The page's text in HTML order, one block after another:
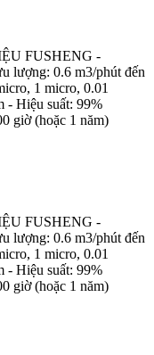
FUSHENG -
lượng: 0.6 m3/phút đến
1 micro, 0.01
- Hiệu suất: 99%
giờ (hoặc 1 năm)
FUSHENG -
lượng: 0.6 m3/phút đến
1 micro, 0.01
- Hiệu suất: 99%
giờ (hoặc 1 năm)